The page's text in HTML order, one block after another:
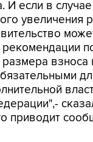
взноса
приводит